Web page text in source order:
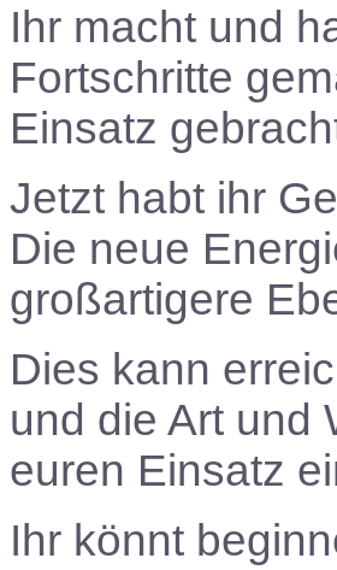
Ihr macht und
Fortschritte
Einsatz
Jetzt habt ihr
Die neue
großartigere
Dies kann
und die Art und
euren Einsatz
Ihr könnt